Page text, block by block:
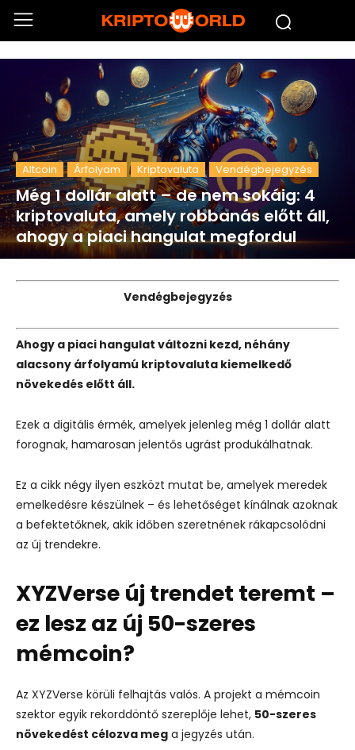
Altcoin Árfolyam Kriptovaluta Vendégbejegyzés
Még 1 dollár alatt – de nem sokáig: 4
kriptovaluta, amely robbanás előtt áll,
ahogy a piaci hangulat megfordul
Vendégbejegyzés
Ahogy a piaci hangulat változni kezd, néhány
alacsony árfolyamú kriptovaluta kiemelkedő
növekedés előtt áll.
Ezek a digitális érmék, amelyek jelenleg még 1 dollár alatt
forognak, hamarosan jelentős ugrást produkálhatnak.
Ez a cikk négy ilyen eszközt mutat be, amelyek meredek
emelkedésre készülnek – és lehetőséget kínálnak azoknak
a befektetőknek, akik időben szeretnének rákapcsolódni
az új trendekre.
XYZVerse új trendet teremt –
ez lesz az új 50-szeres
mémcoin?
Az XYZVerse körüli felhajtás valós. A projekt a mémcoin
szektor egyik rekorddöntő szereplője lehet, 50-szeres
növekedést célozva meg a jegyzés után.